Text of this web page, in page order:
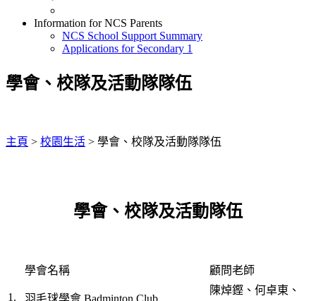
Information for NCS Parents
NCS School Support Summary
Applications for Secondary 1
學會、校隊及活動隊隊伍
主頁 > 校園生活 > 學會、校隊及活動隊隊伍
學會、校隊及活動隊伍
學會名稱 顧問老師
1. 羽毛球學會 Badminton Club
陳焯鏗、何卓東、